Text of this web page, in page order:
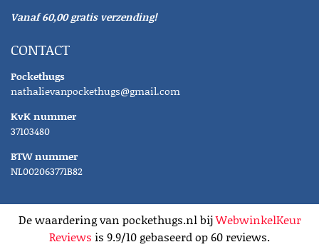
Vanaf 60,00 gratis verzending!
CONTACT
Pockethugs
nathalievanpockethugs@gmail.com
KvK nummer
37103480
BTW nummer
NL002063771B82
De waardering van pockethugs.nl bijWebwinkelKeur
Reviews is 9.9/10 gebaseerd op 60 reviews.